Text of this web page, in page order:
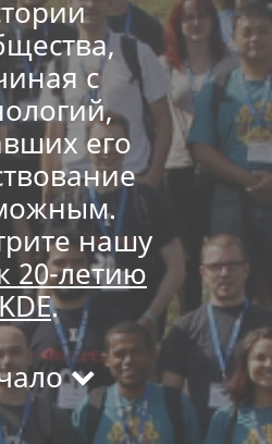
с
его
нашу
20-летию
KDE.